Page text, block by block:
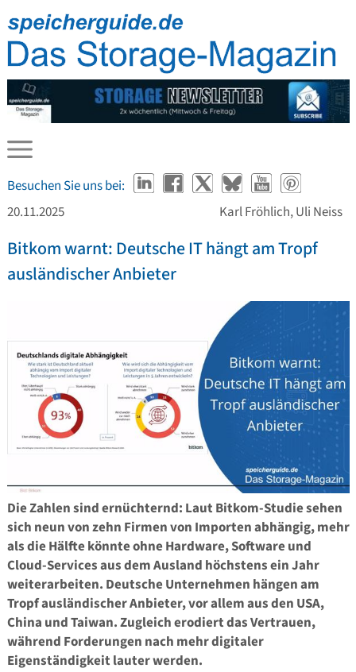
Besuchen Sie uns bei:
20.11.2025
Karl Fröhlich, Uli Neiss
Bitkom warnt: Deutsche IT hängt am Tropf
ausländischer Anbieter
Die Zahlen sind ernüchternd: Laut Bitkom-Studie sehen
sich neun von zehn Firmen von Importen abhängig, mehr
als die Hälfte könnte ohne Hardware, Software und
Cloud-Services aus dem Ausland höchstens ein Jahr
weiterarbeiten. Deutsche Unternehmen hängen am
Tropf ausländischer Anbieter, vor allem aus den USA,
China und Taiwan. Zugleich erodiert das Vertrauen,
während Forderungen nach mehr digitaler
Eigenständigkeit lauter werden.